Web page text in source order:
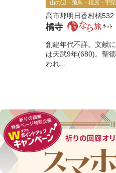
山の辺・飛鳥・橿原・宇
高市郡明日香村橘532
橘寺
創建年代不詳。文献
は天武9年(680)。聖
われ...